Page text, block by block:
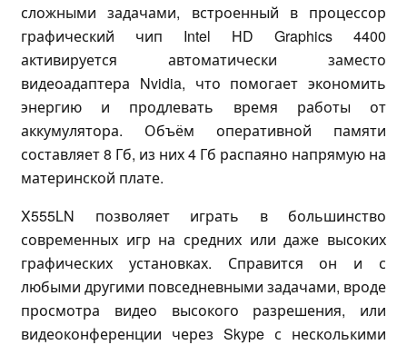
сложными задачами, встроенный в процессор
графический чип Intel HD Graphics 4400
активируется автоматически заместо
видеоадаптера Nvidia, что помогает экономить
энергию и продлевать время работы от
аккумулятора. Объём оперативной памяти
составляет 8 Гб, из них 4 Гб распаяно напрямую на
материнской плате.
X555LN позволяет играть в большинство
современных игр на средних или даже высоких
графических установках. Справится он и с
любыми другими повседневными задачами, вроде
просмотра видео высокого разрешения, или
видеоконференции через Skype с несколькими